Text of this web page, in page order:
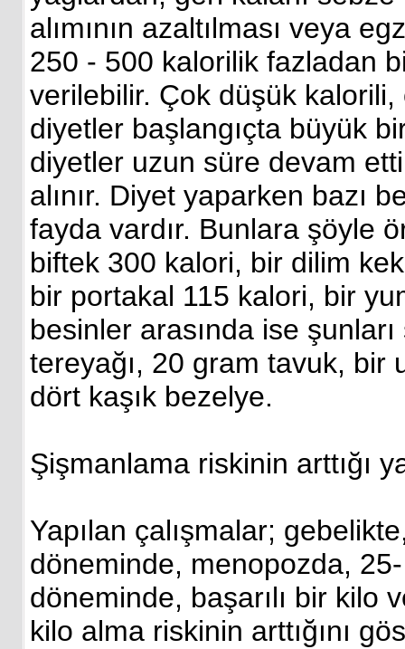
alımının azaltılması veya
250 - 500 kalorilik fazladan
verilebilir. Çok düşük
diyetler başlangıçta büyük
diyetler uzun süre devam
alınır. Diyet yaparken bazı
fayda vardır. Bunlara şöyle
biftek 300 kalori, bir dilim
bir portakal 115 kalori, bir
besinler arasında ise
tereyağı, 20 gram tavuk, bir
dört kaşık bezelye.
Şişmanlama riskinin arttığı
Yapılan çalışmalar;
döneminde, menopozda,
döneminde, başarılı bir kilo
kilo alma riskinin arttığını